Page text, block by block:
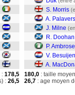
S. Morris
A.
J. Milne
R. Doohan
P. Ambrose
V. Besuijen
A.
: 178,5
: 26,5
180,0 : taille
26,7 : age moyen